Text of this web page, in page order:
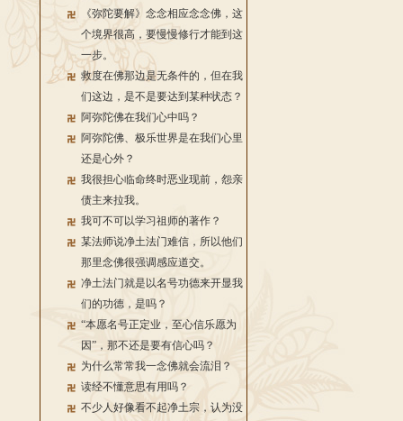
《弥陀要解》念念相应念念佛，这
个境界很高，要慢慢修行才能到这
一步。
救度在佛那边是无条件的，但在我
们这边，是不是要达到某种状态？
阿弥陀佛在我们心中吗？
阿弥陀佛、极乐世界是在我们心里
还是心外？
我很担心临命终时恶业现前，怨亲
债主来拉我。
我可不可以学习祖师的著作？
某法师说净土法门难信，所以他们
那里念佛很强调感应道交。
净土法门就是以名号功德来开显我
们的功德，是吗？
“本愿名号正定业，至心信乐愿为
因”，那不还是要有信心吗？
为什么常常我一念佛就会流泪？
读经不懂意思有用吗？
不少人好像看不起净土宗，认为没